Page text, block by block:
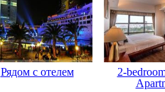
Рядом с отелем
2-